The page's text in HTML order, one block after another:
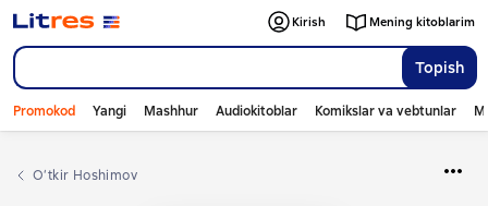
Topish
Kirish Mening kitoblarim
Promokod Yangi Mashhur Audiokitoblar Komikslar va vebtunlar
O‘tkir Hoshimov